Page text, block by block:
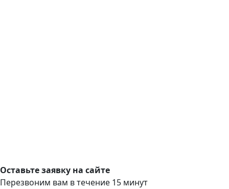
Оставьте заявку на сайте
Перезвоним вам в течение 15 минут